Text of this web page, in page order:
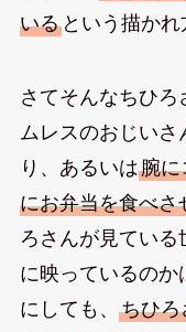
いるという描かれ
さてそんなちひ
ムレスのおじいさ
り、あるいは腕に
にお弁当を食べさ
ろさんが見てい
に映っているの
にしても、 ちひろ